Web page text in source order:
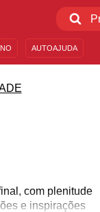
AUTOAJUDA
com plenitude
e inspirações